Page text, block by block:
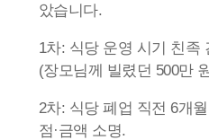
았습니다.
1차: 식당 운영 시기 친족
(장모님께 빌렸던 500만
2차: 식당 폐업 직전 6개
점·금액 소명.